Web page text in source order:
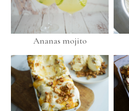
Ananas mojito